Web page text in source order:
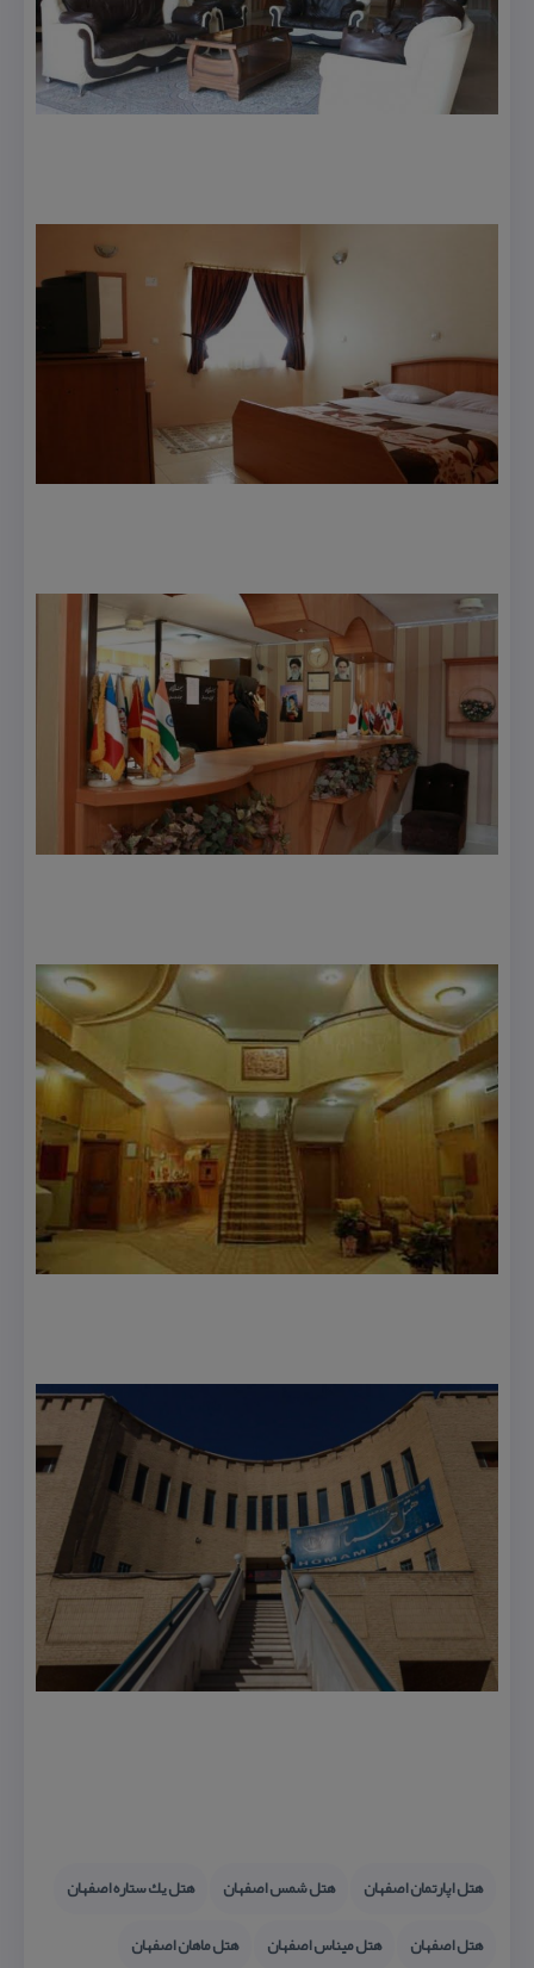
هتل اپارتمان اصفهان هتل شمس اصفهان
هتل یك ستاره اصفهان
هتل اصفهان
هتل میناس اصفهان
هتل ماهان اصفهان